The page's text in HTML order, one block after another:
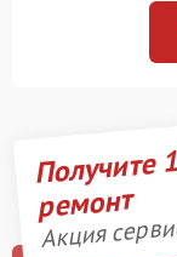
Получите
ремонт
Акция